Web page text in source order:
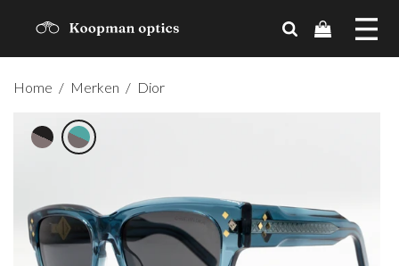
MERKEN
TRENDS
OVER ONS
CONTACT
Home / Merken / Dior